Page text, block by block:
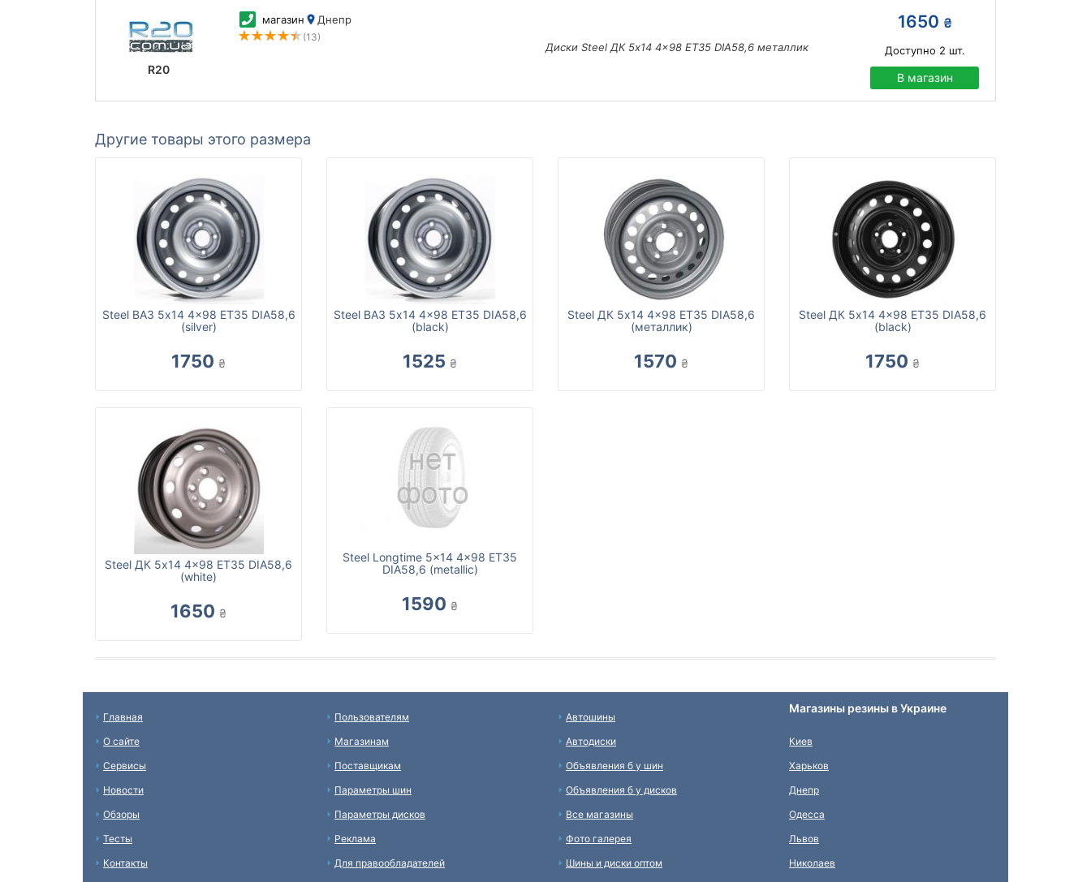
R20
магазин Днепр
(13)
Диски Steel ДК 5x14 4x98 ET35 DIA58,6 металлик
1650 ₴
Доступно 2 шт.
В магазин
Другие товары этого размера
Steel ВАЗ 5x14 4x98 ET35 DIA58,6
(silver)
1750 ₴
Steel ВАЗ 5x14 4x98 ET35 DIA58,6
(black)
1525 ₴
Steel ДК 5x14 4x98 ET35 DIA58,6
(металлик)
1570 ₴
Steel ДК 5x14 4x98 ET35 DIA58,6
(black)
1750 ₴
Steel ДК 5x14 4x98 ET35 DIA58,6
(white)
1650 ₴
Steel Longtime 5x14 4x98 ET35
DIA58,6 (metallic)
1590 ₴
Главная
О сайте
Сервисы
Новости
Обзоры
Тесты
Контакты
Пользователям
Магазинам
Поставщикам
Параметры шин
Параметры дисков
Реклама
Для правообладателей
Автошины
Автодиски
Объявления б у шин
Объявления б у дисков
Все магазины
Фото галерея
Шины и диски оптом
Магазины резины в Украине
Киев
Харьков
Днепр
Одесса
Львов
Николаев